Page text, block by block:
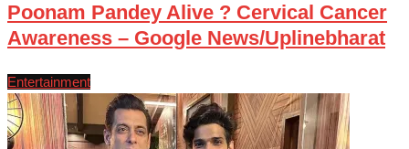
Poonam Pandey Alive ? Cervical Cancer
Awareness – Google News/Uplinebharat
Entertainment